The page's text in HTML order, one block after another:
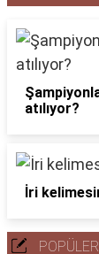
atılıyor?
İri